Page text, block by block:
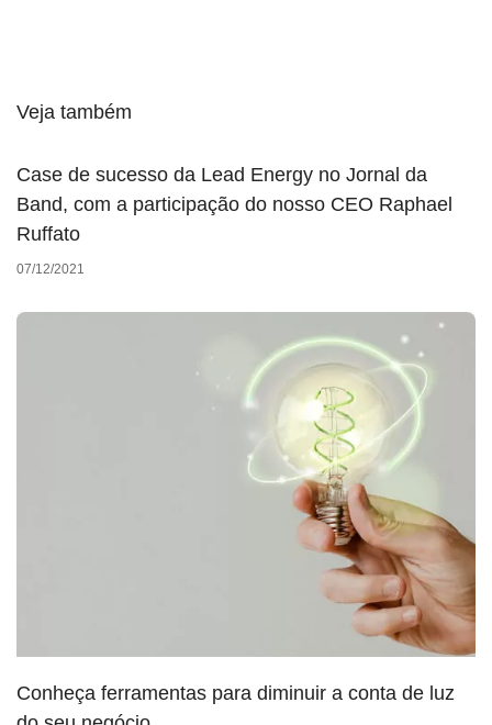
Veja também
Case de sucesso da Lead Energy no Jornal da
Band, com a participação do nosso CEO Raphael
Ruffato
07/12/2021
Conheça ferramentas para diminuir a conta de luz